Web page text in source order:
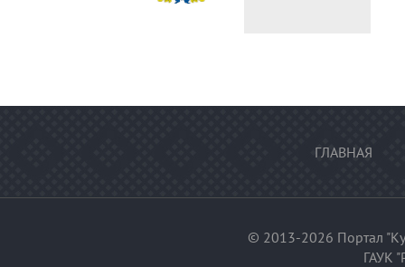
ГЛАВНАЯ
© 2013-2026 Портал
ГАУК